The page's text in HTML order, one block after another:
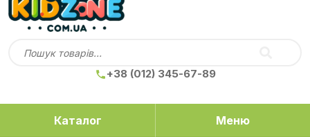
+38 (012) 345-67-89
Каталог Меню